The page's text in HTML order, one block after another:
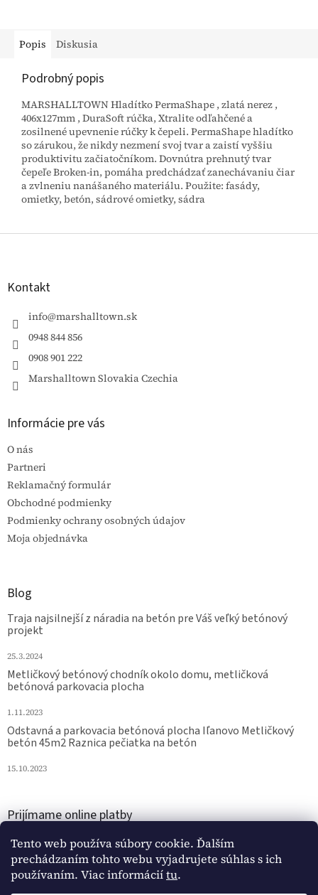
Tento web používa súbory cookie. Ďalším
prechádzaním tohto webu vyjadrujete súhlas s ich
používaním. Viac informáciítu.
Popis Diskusia
Podrobný popis
MARSHALLTOWN Hladítko PermaShape , zlatá nerez ,
406x127mm , DuraSoft rúčka, Xtralite odľahčené a
zosilnené upevnenie rúčky k čepeli. PermaShape hladítko
so zárukou, že nikdy nezmení svoj tvar a zaistí vyššiu
produktivitu začiatočníkom. Dovnútra prehnutý tvar
čepeľe Broken-in, pomáha predchádzať zanechávaniu čiar
a zvlneniu nanášaného materiálu. Použite: fasády,
omietky, betón, sádrové omietky, sádra
Z
Kontakt
info@marshalltown.sk
0948 844 856
0908 901 222
Marshalltown Slovakia Czechia
Informácie pre vás
O nás
Partneri
Reklamačný formulár
Obchodné podmienky
Podmienky ochrany osobných údajov
Moja objednávka
Blog
Traja najsilnejší z náradia na betón pre Váš veľký betónový
projekt
25.3.2024
Metličkový betónový chodník okolo domu, metličková
betónová parkovacia plocha
1.11.2023
Odstavná a parkovacia betónová plocha Iľanovo Metličkový
betón 45m2 Raznica pečiatka na betón
15.10.2023
Prijímame online platby